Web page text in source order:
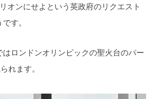
オンにせよという英政府のリクエスト
す。
はロンドンオリンピックの聖火台のパー
れます。